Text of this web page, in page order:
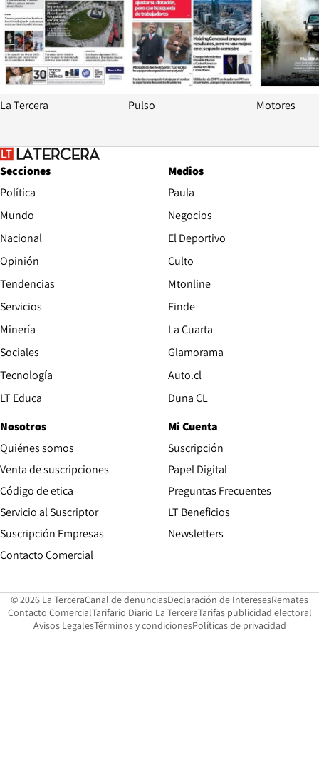
La Tercera Pulso Motores
Secciones
Política
Mundo
Nacional
Opinión
Tendencias
Servicios
Minería
Sociales
Tecnología
LT Educa
Medios
Paula
Negocios
El Deportivo
Culto
Mtonline
Finde
La Cuarta
Glamorama
Auto.clOpens in new window
Duna CLOpens in new window
Nosotros
Quiénes somos
Venta de suscripciones
Código de etica Opens in new window
Servicio al Suscriptor
Suscripción Empresas
Contacto ComercialOpens in new window
Mi Cuenta
Suscripción
Papel DigitalOpens in new
Preguntas Frecuentes
LT Beneficios
Newsletters
© 2026 La TerceraCanal de denunciasOpens in new window
Declaración de InteresesOpens in
Remates
Contacto ComercialOpens in new window
Tarifario Diario La TerceraOpens in new window
Tarifas publicidad electoral
Avisos LegalesOpens in new window
Términos y condicionesPolíticas de privacidad